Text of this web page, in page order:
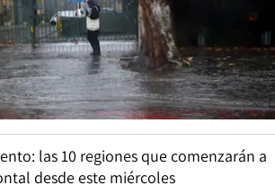
las 10 regiones que comenzarán a
desde este miércoles